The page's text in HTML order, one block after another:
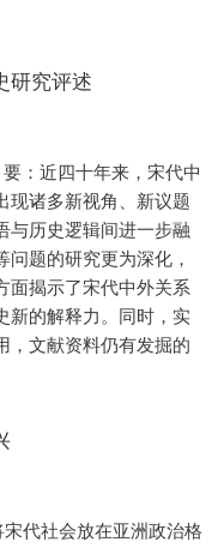
研究评述
：近四十年来，宋代中
现诸多新视角、新议题
与历史逻辑间进一步融
题的研究更为深化，
面揭示了宋代中外关系
新的解释力。同时，实
，文献资料仍有发掘的
代社会放在亚洲政治格